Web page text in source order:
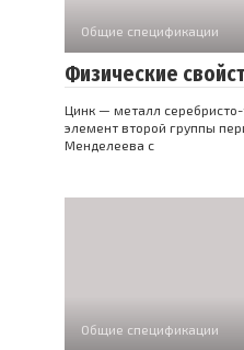
Общие спецификации
Физические
Цинк — металл серебристо-
элемент второй группы
Менделеева с
Общие спецификации